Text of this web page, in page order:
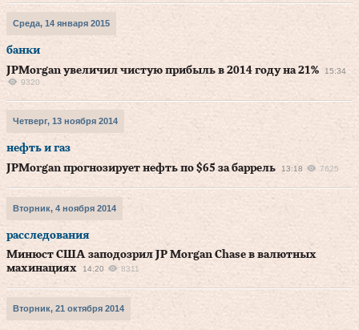
Среда, 14 января 2015
банки
JPMorgan увеличил чистую прибыль в 2014 году на 21%
15:34
9320
Четверг, 13 ноября 2014
нефть и газ
JPMorgan прогнозирует нефть по $65 за баррель
13:18 7625
Вторник, 4 ноября 2014
расследования
Минюст США заподозрил JP Morgan Chase в валютных
махинациях
14:20 8311
Вторник, 21 октября 2014